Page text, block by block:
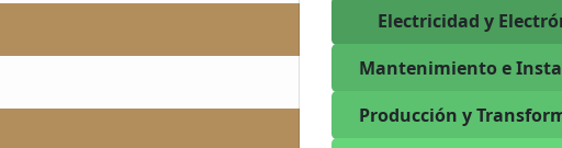
Electricidad y
Mantenimiento e
Producción y